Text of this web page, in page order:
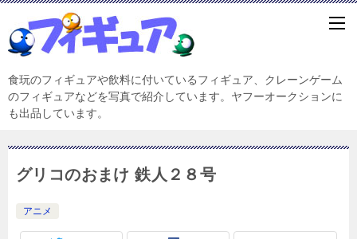
食玩のフィギュアや飲料に付いているフィギュア、クレーンゲーム
のフィギュアなどを写真で紹介しています。ヤフーオークションに
も出品しています。
グリコのおまけ 鉄人２８号
アニメ